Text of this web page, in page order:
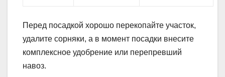
Перед посадкой хорошо перекопайте участок,
удалите сорняки, а в момент посадки внесите
комплексное удобрение или перепревший
навоз.